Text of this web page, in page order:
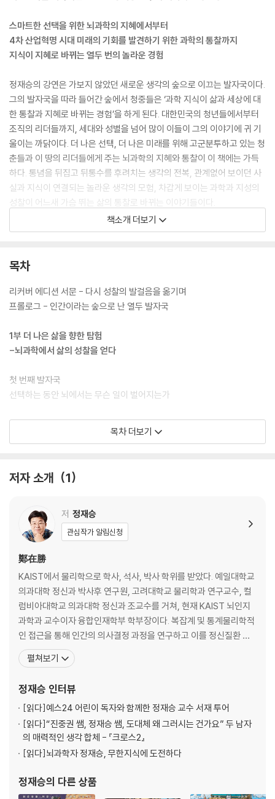
스마트한 선택을 위한 뇌과학의 지혜에서부터
4차 산업혁명 시대 미래의 기회를 발견하기 위한 과학의 통찰까지
지식이 지혜로 바뀌는 열두 번의 놀라운 경험
정재승의 강연은 가보지 않았던 새로운 생각의 숲으로 이끄는 발자국이다.
그의 발자국을 따라 들어간 숲에서 청중들은 ‘과학 지식이 삶과 세상에 대
한 통찰과 지혜로 바뀌는 경험’을 하게 된다. 대한민국의 청년들에서부터
조직의 리더들까지, 세대와 성별을 넘어 많이 이들이 그의 이야기에 귀 기
울이는 까닭이다. 더 나은 선택, 더 나은 미래를 위해 고군분투하고 있는 청
춘들과 이 땅의 리더들에게 주는 뇌과학의 지혜와 통찰이 이 책에는 가득
하다. 통념을 뒤집고 뒤통수를 후려치는 생각의 전복, 관계없어 보이던 사
실과 지식이 연결되는 놀라운 생각의 모험, 차갑게 보이는 과학과 지성의
성찰이 어느새 가슴 뛰는 삶의 통찰로 바뀌는 이야기들이다.
창의적인 사람들의 뇌에서는 어떤 일이 벌어지고 있을까, 더 나은 선택과
기회를 어떻게 발견할 것인가, 인공지능 시대를 살아갈 서툰 사피엔스들을
숨 가쁘게 변화하는 시대의 한 가운데에서 저자는 질문을 던지고 해답을
독자들과 함께 탐색한다. 그리고 독자들은 생각의 모험으로, 지성의 숲으
주를, 아직 오지 않은 세상을 탐험하는 근사한 여행을 떠날 수 있을 것이다.
경계를 넘어 새로운 생각의 우주로 안내하는 최고의 지식 콘서트
과학책 가운데 가장 높은 판매고를 올린 《정재승의 과학 콘서트》 이후 17
년 만에 출간된 단독 저작이다. 전작에서 복잡한 사회 현상이나 친숙한 문
존재의 본질’을 정면으로 다룬다.
정재승은 딱딱한 과학적 지식을 일상의 언어로 전달하며, 과학이 우리 삶
에 전하는 가슴 뛰는 통찰을 더 많은 사람들이 접할 수 있도록 돕는 대중 강
연에 힘써왔다. 테크놀로지 산업의 최전선에서 벌어지는 일들을 목격하고
이를 우리 사회의 혁신가들과 나누기 위해 지식을 공유하는 일에도 열정을
쏟아왔다. 내 삶의 문제를 해결하는 데 도움이 되는 과학의 현실적 조언, 조
직과 비즈니스를 이끄는 데 필요한 인사이트가 가득한 강연으로 널리 알려
지며, 그에게는 매년 1200건 이상의 강연 요청이 쏟아지고 있다. 이 책 『열
두 발자국』은 이러한 정재승의 대중 강연 가운데 가장 열띤 호응을 받았던
12편의 강연을 선별하여 정리하고, 새롭게 밝혀진 내용을 추가하여 집필
다루고 있지만, 그 이야기는 여러분의 내밀한 삶의 이야기와 맞닿아 있기
를 바랍니다. 그리고 그 안에서 나를 발견하고 우리를 발견하는 경험을 공
유하길 바랍니다." -프롤로그 중에서
더 나은 삶을 위한 뇌과학자의 인생 특강
왜 인간은 어처구니없는 결정을 내릴 때가 많은가. 호모 사피엔스의 뇌는
이 복잡한 현대 세상에 제대로 대응할 수 있을까. 저자는 이 책에서 의사결
책소개 더보기
목차
리커버 에디션 서문 - 다시 성찰의 발걸음을 옮기며
프롤로그 - 인간이라는 숲으로 난 열두 발자국
1부 더 나은 삶을 향한 탐험
-뇌과학에서 삶의 성찰을 얻다
첫 번째 발자국
선택하는 동안 뇌에서는 무슨 일이 벌어지는가
두 번째 발자국
햄릿 증후군은 어떻게 극복할 수 있는가
결핍 없이 욕망할 수 있는가
네 번째 발자국
인간에게 놀이란 무엇인가
다섯 번째 발자국
우리 뇌도 ‘새로고침’ 할 수 있을까
여섯 번째 발자국
우리는 왜 미신에 빠져드는가
-뇌과학에서 미래의 기회를 발견하다
일곱 번째 발자국
창의적인 사람들의 뇌에서는 무슨 일이 벌어지는가
여덟 번째 발자국
인공지능 시대, 인간 지성의 미래는?
아홉 번째 발자국
제4차 산업혁명 시대, 미래의 기회는 어디에 있는가
목차 더보기
저자 소개 1
저 정재승
관심작가 알림신청
鄭在勝
KAIST에서 물리학으로 학사, 석사, 박사 학위를 받았다. 예일대학교
의과대학 정신과 박사후 연구원, 고려대학교 물리학과 연구교수, 컬
럼비아대학교 의과대학 정신과 조교수를 거쳐, 현재 KAIST 뇌인지
과학과 교수이자 융합인재학부 학부장이다. 복잡계 및 통계물리학적
인 접근을 통해 인간의 의사결정 과정을 연구하고 이를 정신질환 모
델링, 뇌-기계 인터페이스, 인간 뇌를 닮은 인공지능 및 소셜 로봇 개
발에 적용하는 학자다. [네이처]를 포함해 세계적인 학술지에 120여
더’, ‘대한민국 근정포장’ 등 국내외 학술상
펼쳐보기
정재승 인터뷰
[읽다]예스24 어린이 독자와 함께한 정재승 교수 서재 투어
[읽다]“진중권 쌤, 정재승 쌤, 도대체 왜 그러시는 건가요” 두 남자
의 매력적인 생각 합체 - 『크로스2』
[읽다]뇌과학자 정재승, 무한지식에 도전하다
정재승의 다른 상품